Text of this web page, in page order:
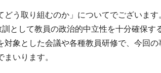
う取り組むのか」についてでございます
として教員の政治的中立性を十分確保す
象とした会議や各種教員研修で、今回
いります。